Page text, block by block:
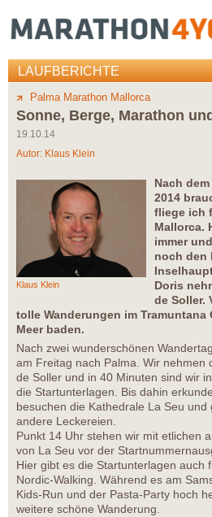
LAUFBERICHTE
Palma Marathon Mallorca
Sonne, Berge, Marathon
19.10.14
Autor: Klaus Klein
Klaus Klein
Nach
2014
fliege ich
Mallorca.
immer
noch den
Doris
de Soller.
tolle Wanderungen im Tramuntana
Meer baden.
Nach zwei wunderschönen
am Freitag nach Palma. Wir nehmen
de Soller und in 40 Minuten sind wir
die Startunterlagen. Bis dahin
besuchen die Kathedrale La Seu
andere Leckereien.
Punkt 14 Uhr stehen wir mit etlichen
von La Seu vor der
Hier gibt es die Startunterlagen auch
Nordic-Walking. Während es am
Kids-Run und der Pasta-Party hoch
weitere schöne Wanderung.